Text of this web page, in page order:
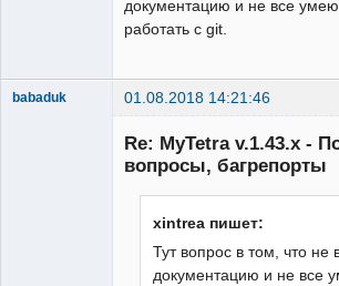
документацию и не все
работать с git.
babaduk 01.08.2018 14:21:46
Re: MyTetra v.1.43.x -
вопросы, багрепорты
xintrea пишет:
Тут вопрос в том, что не
документацию и не все